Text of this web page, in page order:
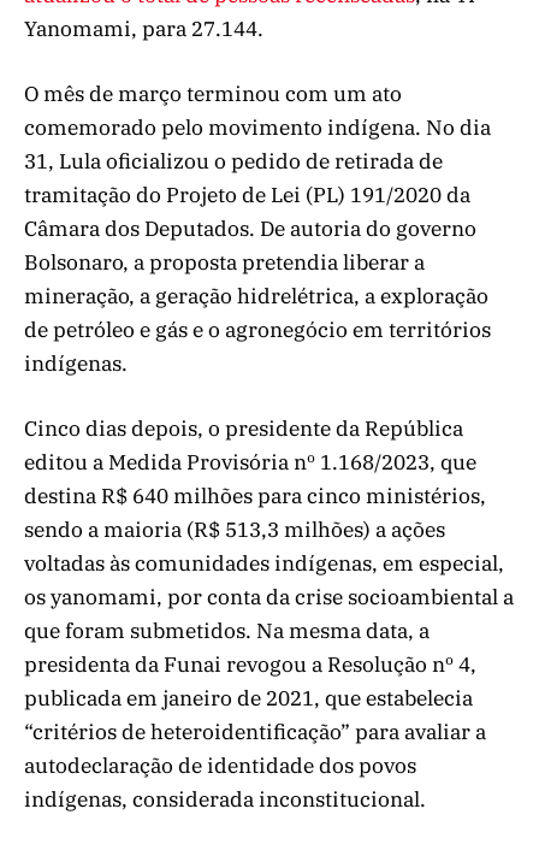
Yanomami, para 27.144.
O mês de março terminou com um ato
comemorado pelo movimento indígena. No dia
31, Lula oficializou o pedido de retirada de
tramitação do Projeto de Lei (PL) 191/2020 da
Câmara dos Deputados. De autoria do governo
Bolsonaro, a proposta pretendia liberar a
mineração, a geração hidrelétrica, a exploração
de petróleo e gás e o agronegócio em territórios
indígenas.
Cinco dias depois, o presidente da República
editou a Medida Provisória nº 1.168/2023, que
destina R$ 640 milhões para cinco ministérios,
sendo a maioria (R$ 513,3 milhões) a ações
voltadas às comunidades indígenas, em especial,
os yanomami, por conta da crise socioambiental a
que foram submetidos. Na mesma data, a
presidenta da Funai revogou a Resolução nº 4,
publicada em janeiro de 2021, que estabelecia
“critérios de heteroidentificação” para avaliar a
autodeclaração de identidade dos povos
indígenas, considerada inconstitucional.